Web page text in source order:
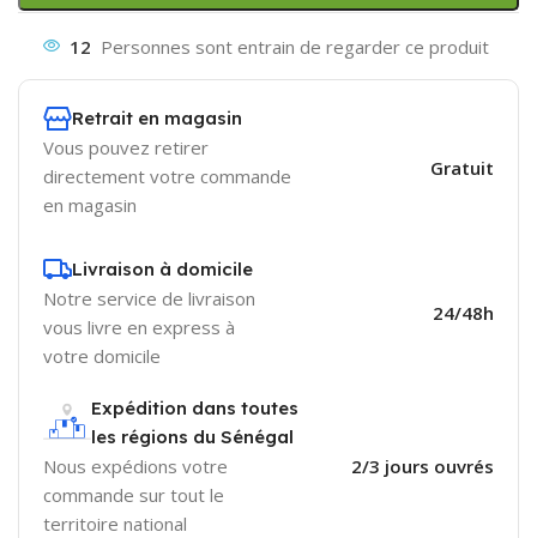
12 Personnes sont entrain de regarder ce produit
Retrait en magasin
Vous pouvez retirer
directement votre commande
en magasin
Gratuit
Livraison à domicile
Notre service de livraison
vous livre en express à
votre domicile
24/48h
Expédition dans toutes
les régions du Sénégal
Nous expédions votre
commande sur tout le
territoire national
2/3 jours ouvrés